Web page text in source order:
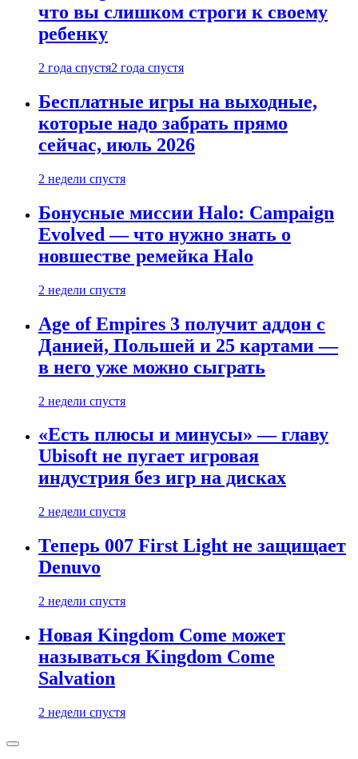
что вы слишком строги к своему
ребенку
2 года спустя2 года спустя
Бесплатные игры на выходные,
которые надо забрать прямо
сейчас, июль 2026
2 недели спустя
Бонусные миссии Halo: Campaign
Evolved — что нужно знать о
новшестве ремейка Halo
2 недели спустя
Age of Empires 3 получит аддон с
Данией, Польшей и 25 картами —
в него уже можно сыграть
2 недели спустя
«Есть плюсы и минусы» — главу
Ubisoft не пугает игровая
индустрия без игр на дисках
2 недели спустя
Теперь 007 First Light не защищает
Denuvo
2 недели спустя
Новая Kingdom Come может
называться Kingdom Come
Salvation
2 недели спустя